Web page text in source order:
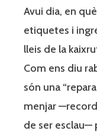
Avui dia, en
etiquetes i
lleis de la
Com ens diu
són una
menjar
de ser esclau—